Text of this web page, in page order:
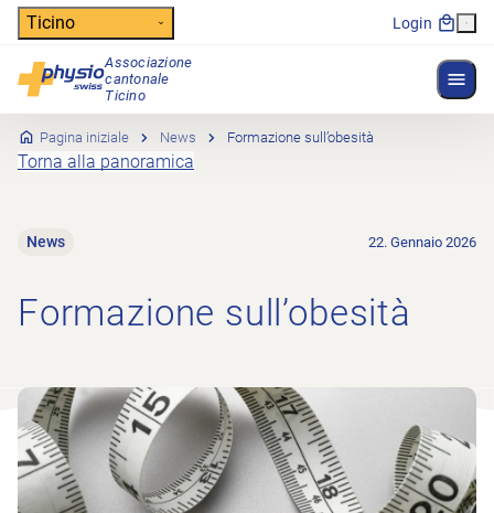
Header
Ticino Login
Associazione
cantonale
Ticino
Navigazione principale
Pagina iniziale News Formazione sull’obesità
Torna alla panoramica
News 22. Gennaio 2026
Formazione sull’obesità